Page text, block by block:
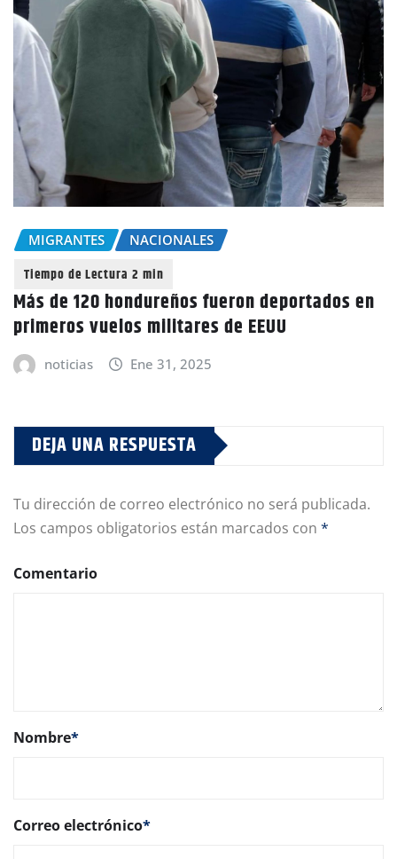
MIGRANTES NACIONALES
Más de 120 hondureños fueron deportados en
primeros vuelos militares de EEUU
noticias Ene 31, 2025
DEJA UNA RESPUESTA
Tu dirección de correo electrónico no será publicada.
Los campos obligatorios están marcados con *
Comentario
Nombre*
Correo electrónico*